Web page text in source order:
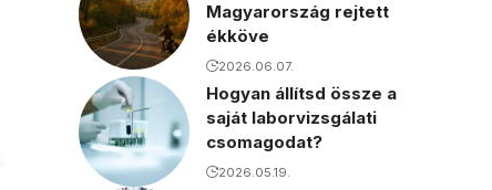
Magyarország rejtett
ékköve
2026.06.07.
Hogyan állítsd össze a
saját laborvizsgálati
csomagodat?
2026.05.19.